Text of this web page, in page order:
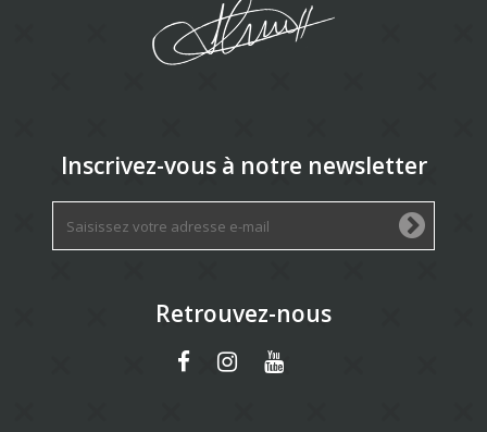
Inscrivez-vous à notre newsletter
Retrouvez-nous